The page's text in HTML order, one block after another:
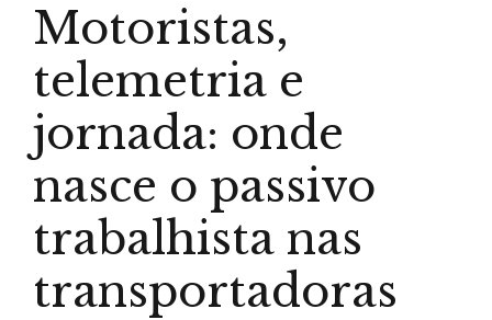
Motoristas,
telemetria e
jornada: onde
nasce o passivo
trabalhista nas
transportadoras